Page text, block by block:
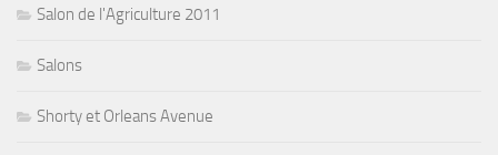
Salon de l'Agriculture 2011
Salons
Shorty et Orleans Avenue